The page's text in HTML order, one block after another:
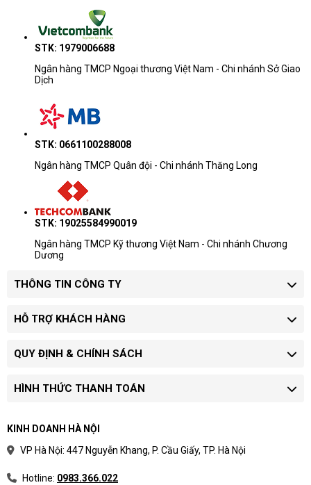
STK: 1979006688
Ngân hàng TMCP Ngoại thương Việt Nam - Chi nhánh Sở Giao
Dịch
STK: 0661100288008
Ngân hàng TMCP Quân đội - Chi nhánh Thăng Long
STK: 19025584990019
Ngân hàng TMCP Kỹ thương Việt Nam - Chi nhánh Chương
Dương
THÔNG TIN CÔNG TY
HỖ TRỢ KHÁCH HÀNG
QUY ĐỊNH & CHÍNH SÁCH
HÌNH THỨC THANH TOÁN
KINH DOANH HÀ NỘI
VP Hà Nội: 447 Nguyễn Khang, P. Cầu Giấy, TP. Hà Nội
Hotline: 0983.366.022